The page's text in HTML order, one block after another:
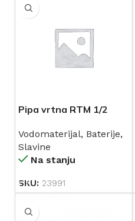
Pipa vrtna RTM 1/2
Vodomaterijal, Baterije,
Slavine
Na stanju
SKU: 23991